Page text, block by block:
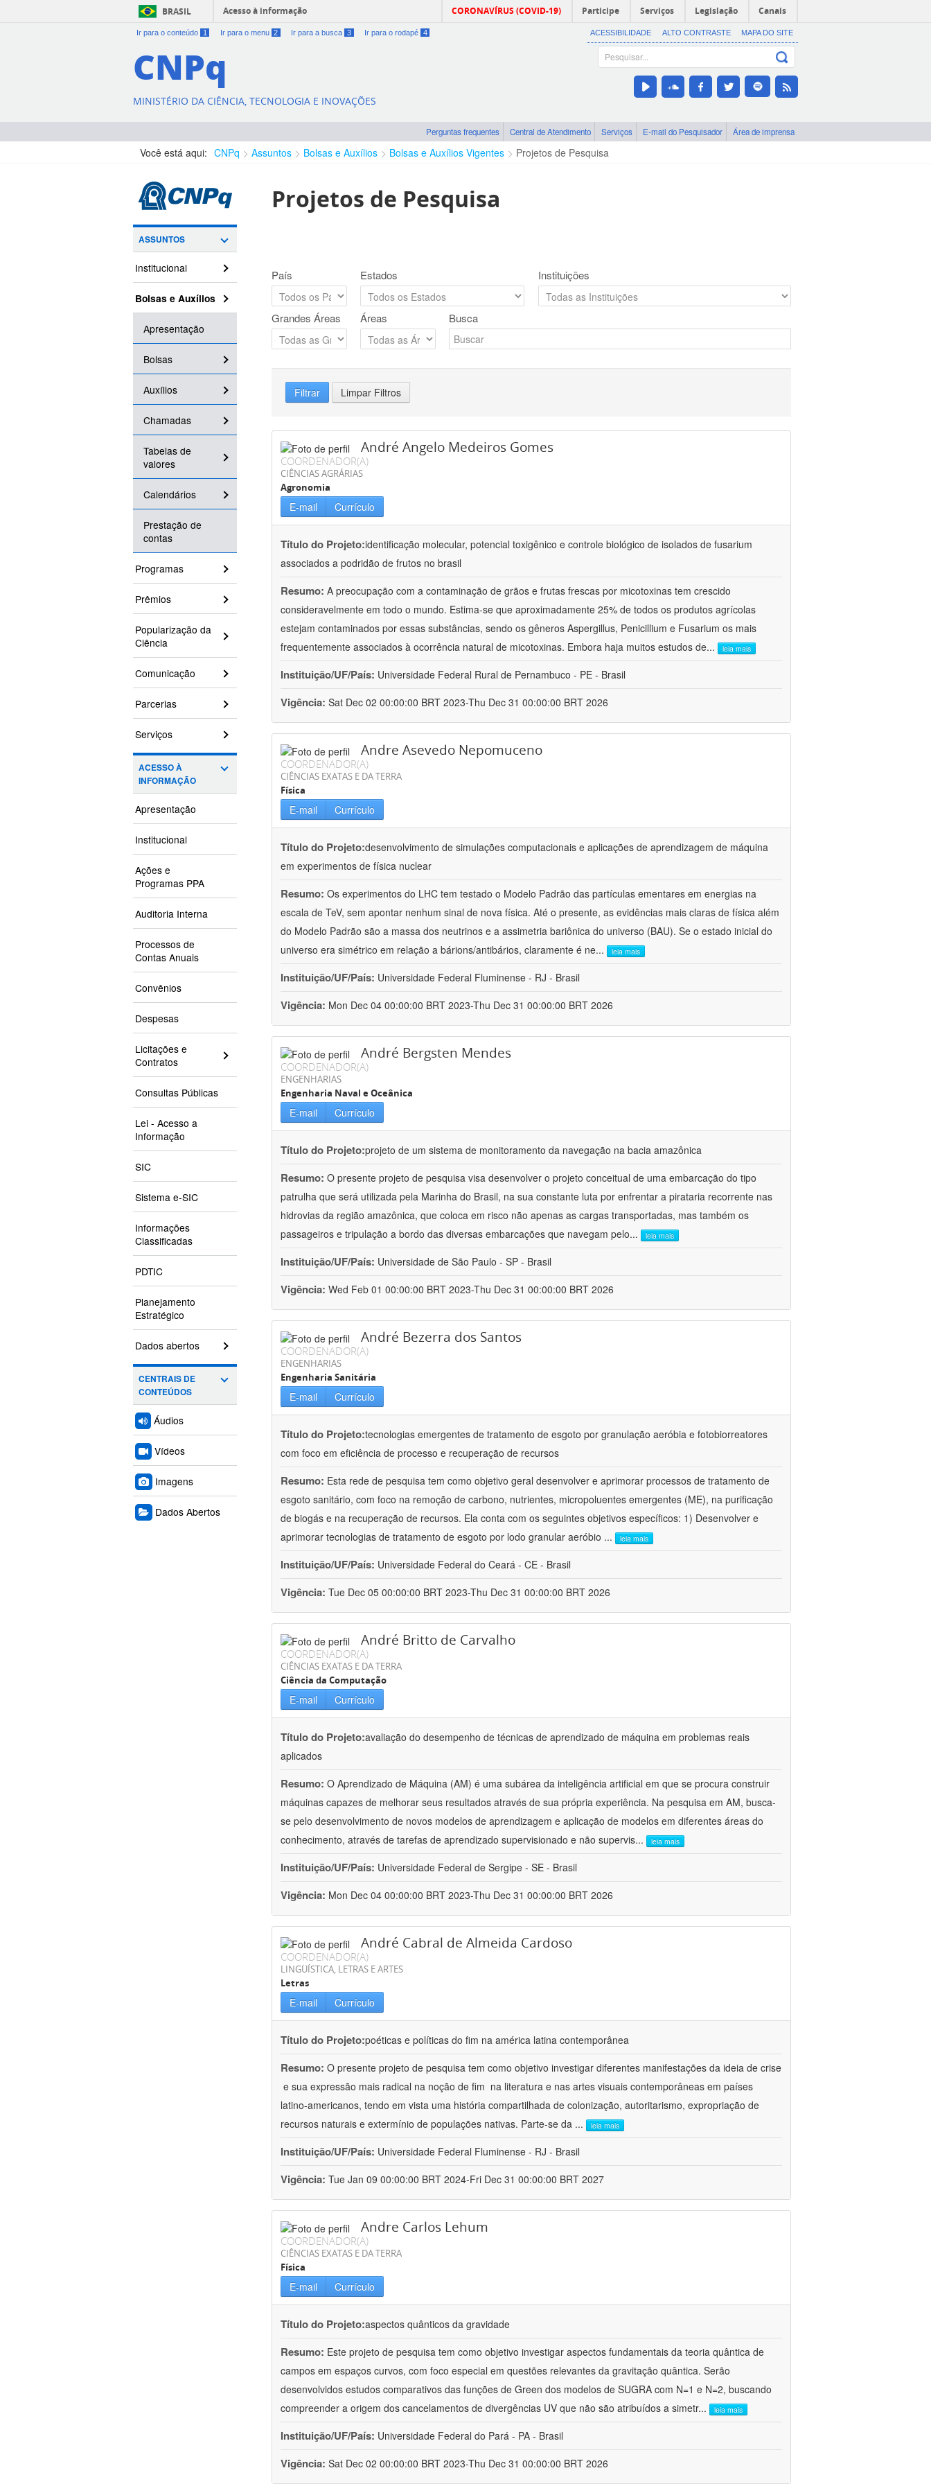
BRASIL Acesso à informação CORONAVÍRUS (COVID-19) Participe Serviços Legislação Canais
Ir para o conteúdo 1 Ir para o menu 2 Ir para a busca 3 Ir para o rodapé 4 ACESSIBILIDADE ALTO CONTRASTE MAPA DO SITE
CNPq
MINISTÉRIO DA CIÊNCIA, TECNOLOGIA E INOVAÇÕES
Perguntas frequentes Central de Atendimento Serviços E-mail do Pesquisador Área de imprensa
Você está aqui: CNPq Assuntos Bolsas e Auxílios Bolsas e Auxílios Vigentes Projetos de Pesquisa
ASSUNTOS
Institucional
Bolsas e Auxílios
Apresentação
Bolsas
Auxílios
Chamadas
Tabelas de
valores
Calendários
Prestação de
contas
Programas
Prêmios
Popularização da
Ciência
Comunicação
Parcerias
Serviços
ACESSO À
INFORMAÇÃO
Apresentação
Institucional
Ações e
Programas PPA
Auditoria Interna
Processos de
Contas Anuais
Convênios
Despesas
Licitações e
Contratos
Consultas Públicas
Lei - Acesso a
Informação
SIC
Sistema e-SIC
Informações
Classificadas
PDTIC
Planejamento
Estratégico
Dados abertos
CENTRAIS DE
CONTEÚDOS
Áudios
Vídeos
Imagens
Dados Abertos
Projetos de Pesquisa
País Estados Instituições
Grandes Áreas Áreas Busca
Filtrar Limpar Filtros
André Angelo Medeiros Gomes
COORDENADOR(A)
CIÊNCIAS AGRÁRIAS
Agronomia
E-mail Currículo
Título do Projeto:identificação molecular, potencial toxigênico e controle biológico de isolados de fusarium
associados a podridão de frutos no brasil
Resumo: A preocupação com a contaminação de grãos e frutas frescas por micotoxinas tem crescido
consideravelmente em todo o mundo. Estima-se que aproximadamente 25% de todos os produtos agrícolas
estejam contaminados por essas substâncias, sendo os gêneros Aspergillus, Penicillium e Fusarium os mais
frequentemente associados à ocorrência natural de micotoxinas. Embora haja muitos estudos de... leia mais
Instituição/UF/País: Universidade Federal Rural de Pernambuco - PE - Brasil
Vigência: Sat Dec 02 00:00:00 BRT 2023-Thu Dec 31 00:00:00 BRT 2026
Andre Asevedo Nepomuceno
COORDENADOR(A)
CIÊNCIAS EXATAS E DA TERRA
Física
E-mail Currículo
Título do Projeto:desenvolvimento de simulações computacionais e aplicações de aprendizagem de máquina
em experimentos de física nuclear
Resumo: Os experimentos do LHC tem testado o Modelo Padrão das partículas ementares em energias na
escala de TeV, sem apontar nenhum sinal de nova física. Até o presente, as evidências mais claras de física além
do Modelo Padrão são a massa dos neutrinos e a assimetria bariônica do universo (BAU). Se o estado inicial do
universo era simétrico em relação a bárions/antibários, claramente é ne... leia mais
Instituição/UF/País: Universidade Federal Fluminense - RJ - Brasil
Vigência: Mon Dec 04 00:00:00 BRT 2023-Thu Dec 31 00:00:00 BRT 2026
André Bergsten Mendes
COORDENADOR(A)
ENGENHARIAS
Engenharia Naval e Oceânica
E-mail Currículo
Título do Projeto:projeto de um sistema de monitoramento da navegação na bacia amazônica
Resumo: O presente projeto de pesquisa visa desenvolver o projeto conceitual de uma embarcação do tipo
patrulha que será utilizada pela Marinha do Brasil, na sua constante luta por enfrentar a pirataria recorrente nas
hidrovias da região amazônica, que coloca em risco não apenas as cargas transportadas, mas também os
passageiros e tripulação a bordo das diversas embarcações que navegam pelo... leia mais
Instituição/UF/País: Universidade de São Paulo - SP - Brasil
Vigência: Wed Feb 01 00:00:00 BRT 2023-Thu Dec 31 00:00:00 BRT 2026
André Bezerra dos Santos
COORDENADOR(A)
ENGENHARIAS
Engenharia Sanitária
E-mail Currículo
Título do Projeto:tecnologias emergentes de tratamento de esgoto por granulação aeróbia e fotobiorreatores
com foco em eficiência de processo e recuperação de recursos
Resumo: Esta rede de pesquisa tem como objetivo geral desenvolver e aprimorar processos de tratamento de
esgoto sanitário, com foco na remoção de carbono, nutrientes, micropoluentes emergentes (ME), na purificação
de biogás e na recuperação de recursos. Ela conta com os seguintes objetivos específicos: 1) Desenvolver e
aprimorar tecnologias de tratamento de esgoto por lodo granular aeróbio ... leia mais
Instituição/UF/País: Universidade Federal do Ceará - CE - Brasil
Vigência: Tue Dec 05 00:00:00 BRT 2023-Thu Dec 31 00:00:00 BRT 2026
André Britto de Carvalho
COORDENADOR(A)
CIÊNCIAS EXATAS E DA TERRA
Ciência da Computação
E-mail Currículo
Título do Projeto:avaliação do desempenho de técnicas de aprendizado de máquina em problemas reais
aplicados
Resumo: O Aprendizado de Máquina (AM) é uma subárea da inteligência artificial em que se procura construir
máquinas capazes de melhorar seus resultados através de sua própria experiência. Na pesquisa em AM, busca-
se pelo desenvolvimento de novos modelos de aprendizagem e aplicação de modelos em diferentes áreas do
conhecimento, através de tarefas de aprendizado supervisionado e não supervis... leia mais
Instituição/UF/País: Universidade Federal de Sergipe - SE - Brasil
Vigência: Mon Dec 04 00:00:00 BRT 2023-Thu Dec 31 00:00:00 BRT 2026
André Cabral de Almeida Cardoso
COORDENADOR(A)
LINGÜÍSTICA, LETRAS E ARTES
Letras
E-mail Currículo
Título do Projeto:poéticas e políticas do fim na américa latina contemporânea
Resumo: O presente projeto de pesquisa tem como objetivo investigar diferentes manifestações da ideia de crise
 e sua expressão mais radical na noção de fim  na literatura e nas artes visuais contemporâneas em países
latino-americanos, tendo em vista uma história compartilhada de colonização, autoritarismo, expropriação de
recursos naturais e extermínio de populações nativas. Parte-se da ... leia mais
Instituição/UF/País: Universidade Federal Fluminense - RJ - Brasil
Vigência: Tue Jan 09 00:00:00 BRT 2024-Fri Dec 31 00:00:00 BRT 2027
Andre Carlos Lehum
COORDENADOR(A)
CIÊNCIAS EXATAS E DA TERRA
Física
E-mail Currículo
Título do Projeto:aspectos quânticos da gravidade
Resumo: Este projeto de pesquisa tem como objetivo investigar aspectos fundamentais da teoria quântica de
campos em espaços curvos, com foco especial em questões relevantes da gravitação quântica. Serão
desenvolvidos estudos comparativos das funções de Green dos modelos de SUGRA com N=1 e N=2, buscando
compreender a origem dos cancelamentos de divergências UV que não são atribuídos a simetr... leia mais
Instituição/UF/País: Universidade Federal do Pará - PA - Brasil
Vigência: Sat Dec 02 00:00:00 BRT 2023-Thu Dec 31 00:00:00 BRT 2026